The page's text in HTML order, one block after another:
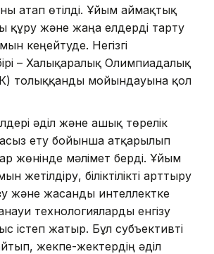
атап өтілді. Ұйым аймақтық
құру және жаңа елдерді тарту
кеңейтуде. Негізгі
– Халықаралық Олимпиадалық
толыққанды мойындауына қол
әділ және ашық төрелік
ету бойынша атқарылып
жөнінде мәлімет берді. Ұйым
жетілдіру, біліктілікті арттыру
және жасанды интеллектке
технологияларды енгізу
істеп жатыр. Бұл субъективті
жекпе-жектердің әділ